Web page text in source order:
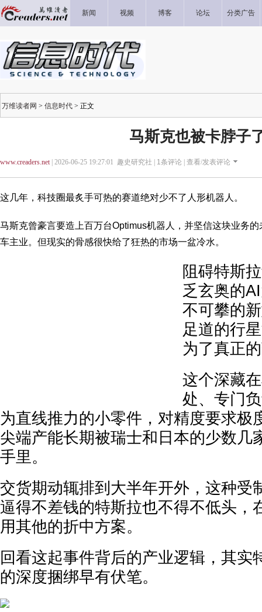
新闻 视频 博客 论坛 分类广告
万维读者网 > 信息时代 > 正文
马斯克也被卡脖子
www.creaders.net| 2026-06-25 19:27:01 趣史研究社 | 1条评论 | 查看/发表评论
这几年，科技圈最炙手可热的赛道绝对少不了人形机器人。
马斯克曾豪言要造上百万台Optimus机器人，并坚信这块业务
车主业。但现实的骨感很快给了狂热的市场一盆冷水。
阻碍特斯
乏玄奥的
不可攀的
足道的行
为了真正
这个深藏
处、专门
为直线推力的小零件，对精度要求极
尖端产能长期被瑞士和日本的少数几
手里。
交货期动辄排到大半年开外，这种受
逼得不差钱的特斯拉也不得不低头，
用其他的折中方案。
回看这起事件背后的产业逻辑，其实
的深度捆绑早有伏笔。